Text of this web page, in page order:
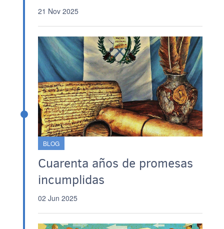
21 Nov 2025
BLOG
Cuarenta años de promesas
incumplidas
02 Jun 2025